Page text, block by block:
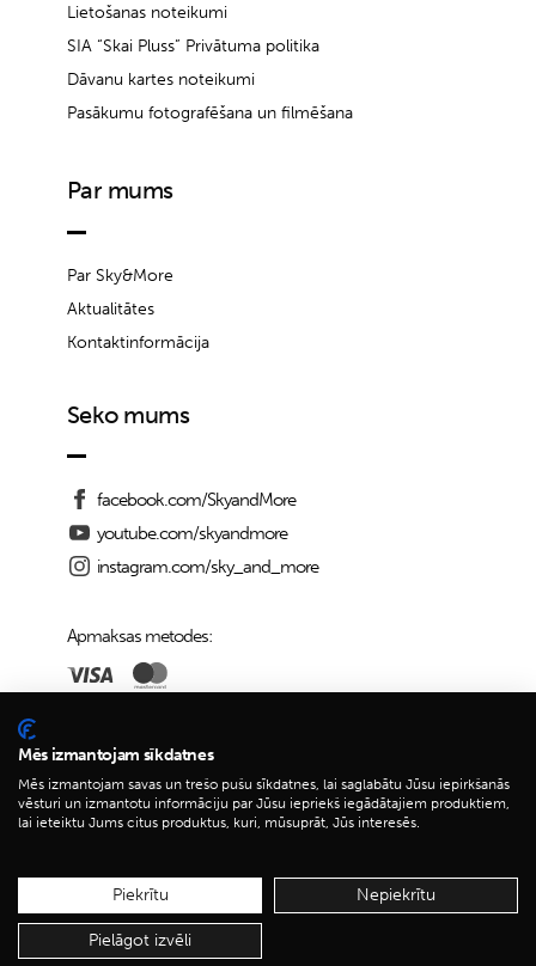
Lietošanas noteikumi
SIA “Skai Pluss” Privātuma politika
Dāvanu kartes noteikumi
Pasākumu fotografēšana un filmēšana
Par mums
Par Sky&More
Aktualitātes
Kontaktinformācija
Seko mums
facebook.com/SkyandMore
youtube.com/skyandmore
instagram.com/sky_and_more
Apmaksas metodes:
Piegādes iespējas:
Mēs izmantojam sīkdatnes
Mēs izmantojam savas un trešo pušu sīkdatnes, lai saglabātu Jūsu iepirkšanās
vēsturi un izmantotu informāciju par Jūsu iepriekš iegādātajiem produktiem,
lai ieteiktu Jums citus produktus, kuri, mūsuprāt, Jūs interesēs.
Piekrītu Nepiekrītu
Pielāgot izvēli